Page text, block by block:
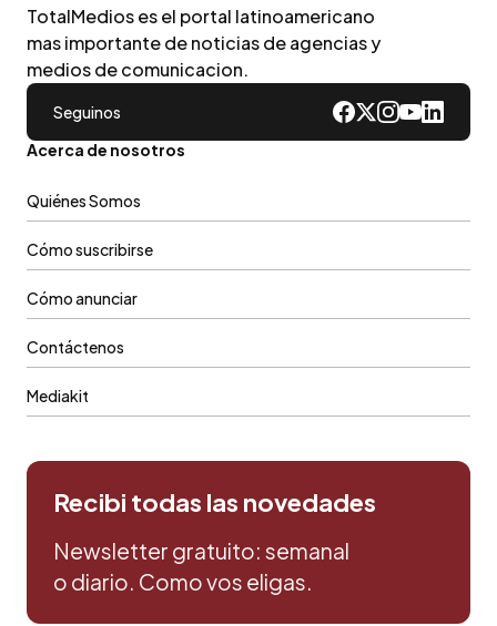
TotalMedios es el portal latinoamericano
mas importante de noticias de agencias y
medios de comunicacion.
Seguinos
Acerca de nosotros
Quiénes Somos
Cómo suscribirse
Cómo anunciar
Contáctenos
Mediakit
Recibi todas las novedades
Newsletter gratuito: semanal
o diario. Como vos eligas.